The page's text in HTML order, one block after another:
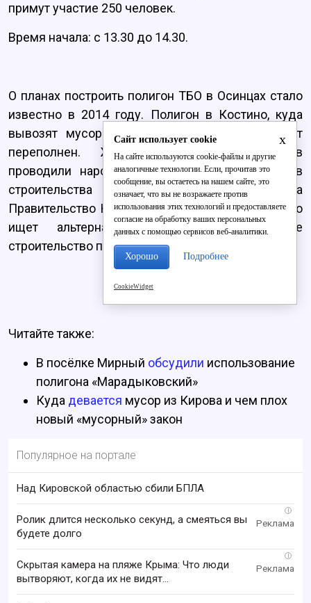
примут участие 250 человек.
Время начала: с 13.30 до 14.30.
О планах построить полигон ТБО в Осинцах стало
известно в 2014 году. Полигон в Костино, куда
вывозят мусор из Кирова, на данный момент
переполнен. Жители Слободских районов
проводили народные сходы и митинги против
строительства полигона. В ноябре 2016 года
Правительство Кировской области сообщило, что
ищет альтернативный участок. В апреле
строительство полигона приостановили.
Читайте также:
В посёлке Мирный обсудили использование
полигона «Марадыковский»
Куда девается мусор из Кирова и чем плох
новый «мусорный» закон
Популярное на портале
Над Кировской областью сбили БПЛА
i
Ролик длится несколько секунд, а смеяться вы
будете долго
i
Скрытая камера на пляже Крыма: Что люди
вытворяют, когда их не видят...
x
Сайт использует cookie
На сайте используются cookie-файлы и другие
аналогичные технологии. Если, прочитав это
сообщение, вы остаетесь на нашем сайте, это
означает, что вы не возражаете против
использования этих технологий и предоставляете
согласие на обработку ваших персональных
данных с помощью сервисов веб-аналитики.
Хорошо Подробнее
CookieWidget